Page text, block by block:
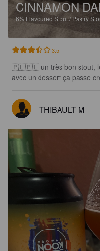
CINNAMON
6% Flavoured Stout / Pastry
3.5
🇵🇱🇵🇱 un très bon stout,
avec un dessert ça passe
THIBAULT M